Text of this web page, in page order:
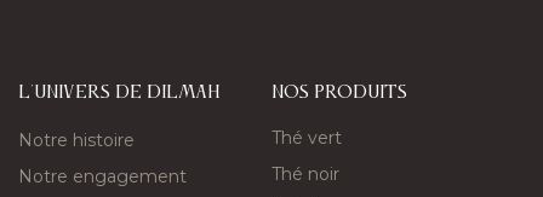
L'univers de Dilmah
Notre histoire
Notre engagement
nos produits
Thé vert
Thé noir